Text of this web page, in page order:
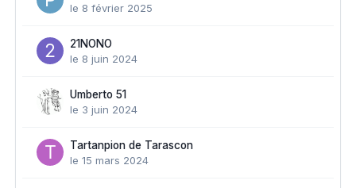
le 8 février 2025
21NONO
le 8 juin 2024
Umberto 51
le 3 juin 2024
Tartanpion de Tarascon
le 15 mars 2024